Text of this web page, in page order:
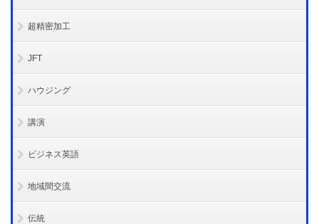
超精密加工
JFT
ハウジング
講演
ビジネス英語
地域間交流
伝統